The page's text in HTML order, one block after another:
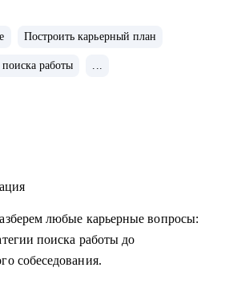
в Авито, Яндекс, Ozon,
для развития бизнесов
собеседованиям.
менеджеров, продакт
Построить карьерный план
работы ...
любые карьерные вопросы:
поиска работы до
собеседования.